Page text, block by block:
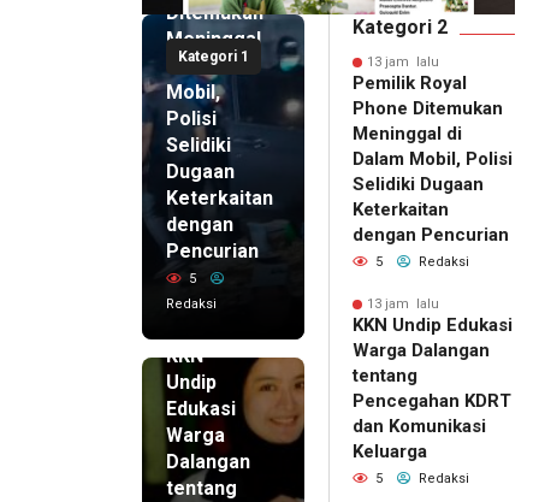
Kategori 1
Ditemukan
Meninggal
di Dalam
Mobil,
Polisi
Selidiki
Dugaan
Keterkaitan
dengan
Pencurian
5
Redaksi
KKN
Undip
Edukasi
Warga
Dalangan
tentang
Kategori 2
13 jam lalu
Pemilik Royal
Phone Ditemukan
Meninggal di
Dalam Mobil, Polisi
Selidiki Dugaan
Keterkaitan
dengan Pencurian
5 Redaksi
13 jam lalu
KKN Undip Edukasi
Warga Dalangan
tentang
Pencegahan KDRT
dan Komunikasi
Keluarga
5 Redaksi